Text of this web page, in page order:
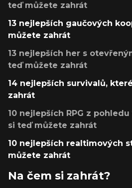
teď můžete zahrát
13 nejlepších gaučových
můžete zahrát
13 nejlepších her s
teď můžete zahrát
14 nejlepších survivalů,
zahrát
10 nejlepších RPG z
si teď můžete zahrát
10 nejlepších realtimových
můžete zahrát
Na čem si zahrát?